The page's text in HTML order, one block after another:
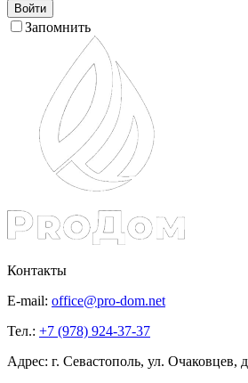
Войти
Запомнить
Контакты
E-mail: office@pro-dom.net
Тел.: +7 (978) 924-37-37
Адрес: г. Севастополь, ул. Очаковцев,